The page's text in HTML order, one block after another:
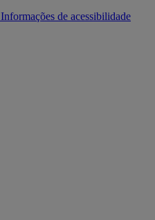
Informações de acessibilidade